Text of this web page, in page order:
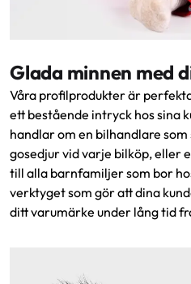
Glada minnen med
Våra profilprodukter är
ett bestående intryck hos sina
handlar om en bilhandlare
gosedjur vid varje bilköp, eller
till alla barnfamiljer som bor
verktyget som gör att dina
ditt varumärke under lång tid